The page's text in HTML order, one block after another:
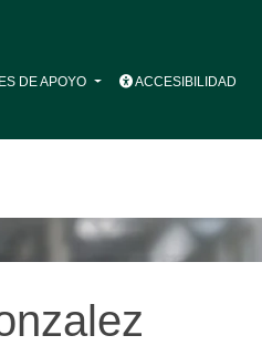
DE APOYO ACCESIBILIDAD